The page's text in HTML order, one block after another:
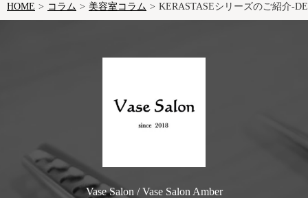
HOME コラム 美容室コラム KERASTASEシリーズのご紹介-
Vase Salon / Vase Salon Amber